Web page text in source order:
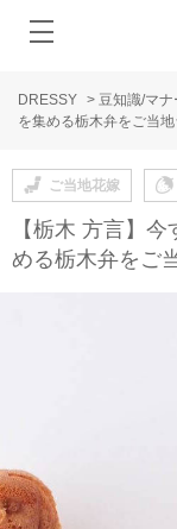
DRESSY > 豆知識/マナ
を集める栃木弁をご当
ご当地花嫁
【栃木 方言】
める栃木弁をご